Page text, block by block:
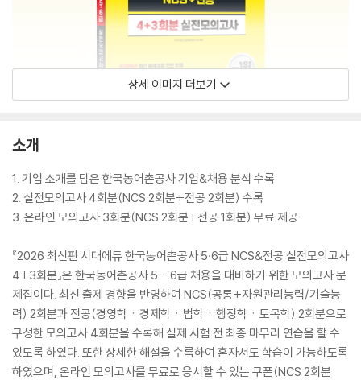
상세 이미지 더보기
소개
1. 기업 소개를 담은 한국농어촌공사 기업&채용 분석 수록
2. 실전모의고사 4회분(NCS 2회분+전공 2회분) 수록
3. 온라인 모의고사 3회분(NCS 2회분+전공 1회분) 무료 제공
『2026 최신판 시대에듀 한국농어촌공사 5·6급 NCS&전공 실전모의고사
4+3회분』은 한국농어촌공사 5ㆍ6급 채용을 대비하기 위한 모의고사 문
제집이다. 최신 출제 경향을 반영하여 NCS(공통+자원관리능력/기술능
력) 2회분과 전공(경영학ㆍ경제학ㆍ법학ㆍ행정학ㆍ토목학) 2회분으로
구성한 모의고사 4회분을 수록해 실제 시험 전 최종 마무리 연습을 할 수
있도록 하였다. 또한 상세한 해설을 수록하여 혼자서도 학습이 가능하도록
하였으며, 온라인 모의고사를 무료로 응시할 수 있는 쿠폰(NCS 2회분